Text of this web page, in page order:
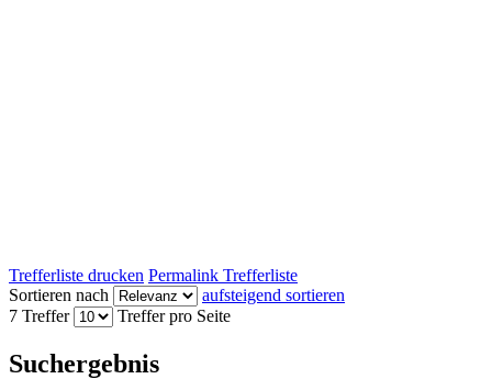
Trefferliste drucken Permalink Trefferliste
Sortieren nach
aufsteigend sortieren
7 Treffer
Treffer pro Seite
Suchergebnis